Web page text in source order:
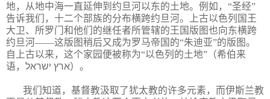
地，从地中海一直延伸到约旦河以东的土地。例如，“圣经”
告诉我们，十二个部族的分布横跨约旦河。上古以色列国王
大卫、所罗门和他们的继任者所管辖的王国版图也向东横跨
约旦河——这版图稍后又成为罗马帝国的“朱迪亚”的版图。
自上古以来，这个家园便被称为“以色列的土地”（希伯来
语， ארץ ישראל）。
我们知道，基督教汲取了犹太教的许多元素，而伊斯兰教